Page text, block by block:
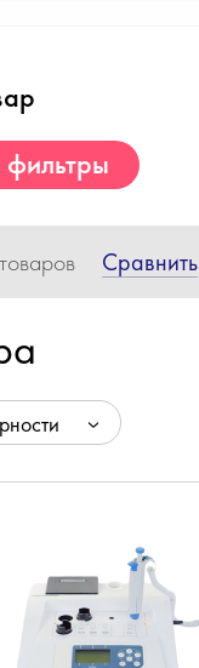
товаров Сравнить